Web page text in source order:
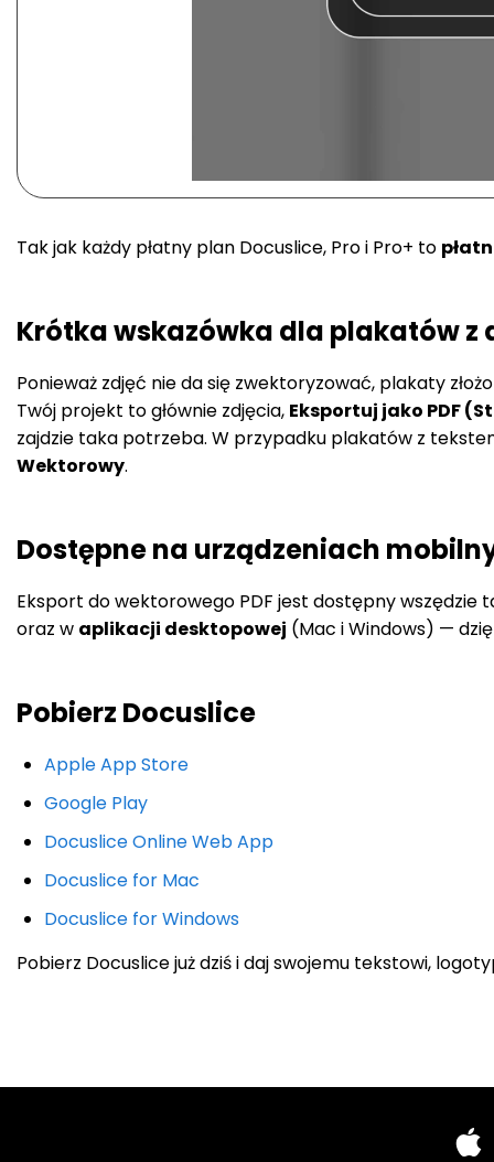
Tak jak każdy płatny plan Docuslice, Pro i Pro+ to
Krótka wskazówka dla plakatów z
Ponieważ zdjęć nie da się zwektoryzować, plakaty
Twój projekt to głównie zdjęcia, Eksportuj jako PDF
zajdzie taka potrzeba. W przypadku plakatów z
Wektorowy.
Dostępne na urządzeniach
Eksport do wektorowego PDF jest dostępny wszędzie
oraz w aplikacji desktopowej (Mac i Windows) —
Pobierz Docuslice
Apple App Store
Google Play
Docuslice Online Web App
Docuslice for Mac
Docuslice for Windows
Pobierz Docuslice już dziś i daj swojemu tekstowi,